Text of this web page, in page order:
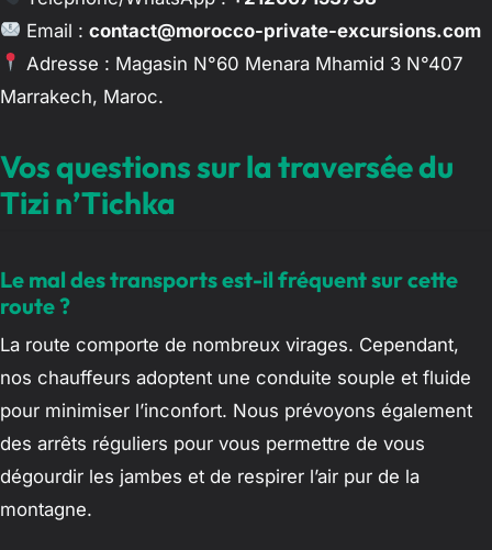
Email :contact@morocco-private-excursions.com
Adresse : Magasin N°60 Menara Mhamid 3 N°407
Marrakech, Maroc.
Vos questions sur la traversée du
Tizi n’Tichka
Le mal des transports est-il fréquent sur cette
route ?
La route comporte de nombreux virages. Cependant,
nos chauffeurs adoptent une conduite souple et fluide
pour minimiser l’inconfort. Nous prévoyons également
des arrêts réguliers pour vous permettre de vous
dégourdir les jambes et de respirer l’air pur de la
montagne.